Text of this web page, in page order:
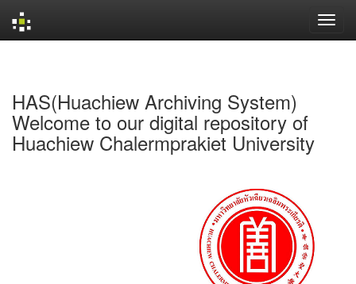
HAS(Huachiew Archiving System)
Welcome to our digital repository of
Huachiew Chalermprakiet University